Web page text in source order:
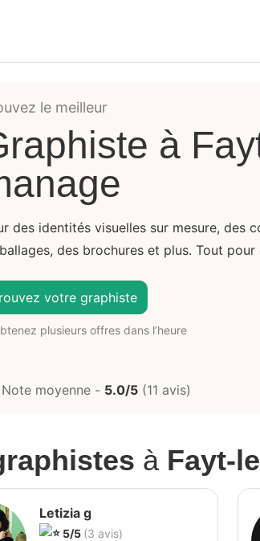
le meilleur
à
des identités visuelles sur mesure, des
des brochures et plus. Tout
votre graphiste
plusieurs offres dans l’heure
Note moyenne - 5.0/5 (11 avis)
à Fayt-
Letizia g
5/5 (3 avis)